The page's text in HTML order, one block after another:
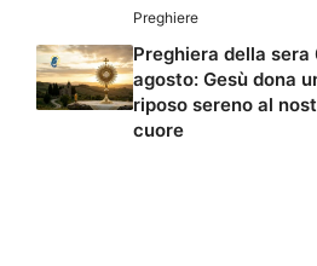
Preghiere
Preghiera della sera
agosto: Gesù dona
riposo sereno al
cuore